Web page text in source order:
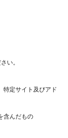
い。
特定サイト及びアド
含んだもの